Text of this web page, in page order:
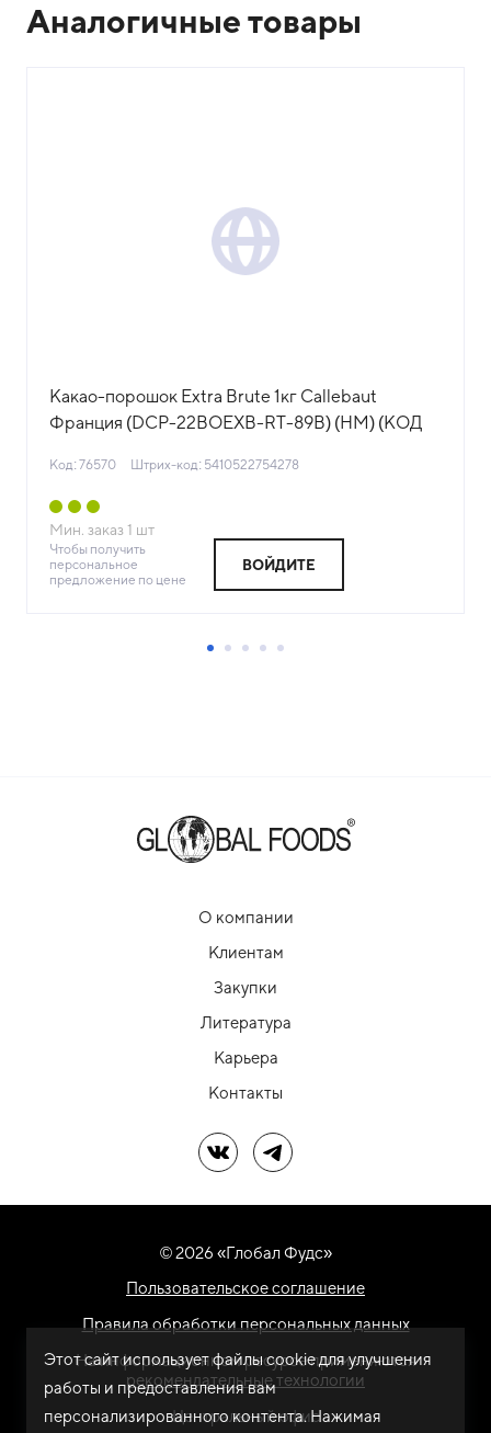
Аналогичные товары
Какао-порошок Extra Brute 1кг Callebaut
Франция (DCP-22BOEXB-RT-89B) (НМ) (КОД
Код: 76570 Штрих-код: 5410522754278
Мин. заказ 1 шт
Чтобы получить
персональное
предложение по цене
ВОЙДИТЕ
О компании
Клиентам
Закупки
Литература
Карьера
Контакты
Мы в ВКМы в Telegram
© 2026 «Глобал Фудс»
Пользовательское соглашение
Правила обработки персональных данных
На информационном ресурсе применяются
рекомендательные технологии
Центральный офис
Этот сайт использует файлы cookie для улучшения
работы и предоставления вам
персонализированного контента. Нажимая